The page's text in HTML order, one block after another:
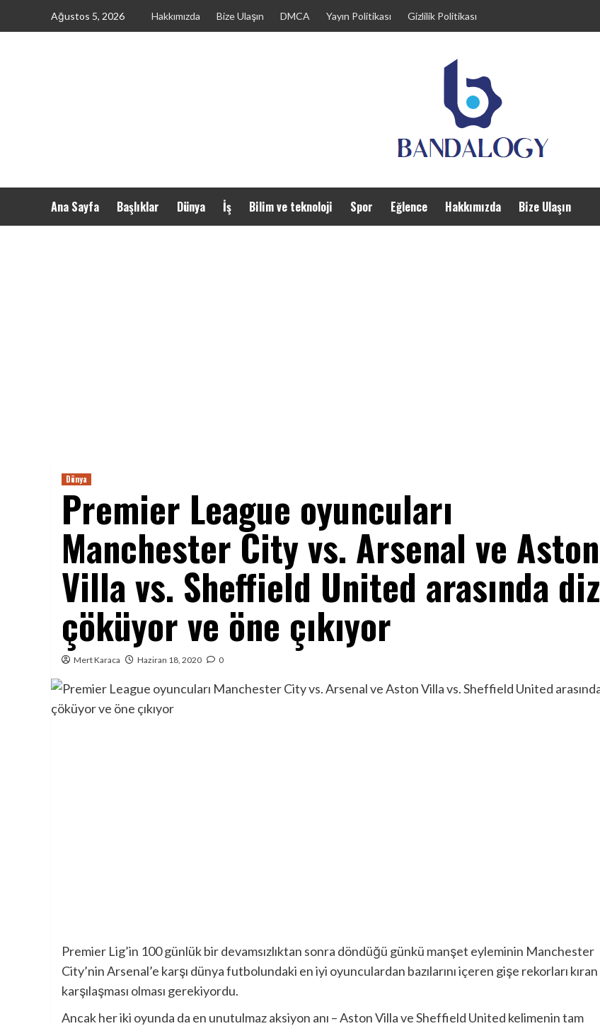
Ağustos 5, 2026 Hakkımızda Bize Ulaşın DMCA Yayın Politikası Gizlilik Politikası
Ana Sayfa Başlıklar Dünya İş Bilim ve teknoloji Spor Eğlence Hakkımızda Bize Ulaşın
Dünya
Premier League oyuncuları
Manchester City vs. Arsenal ve Aston
Villa vs. Sheffield United arasında diz
çöküyor ve öne çıkıyor
Mert Karaca Haziran 18, 2020 0
Premier Lig’in 100 günlük bir devamsızlıktan sonra döndüğü günkü manşet eyleminin Manchester
City’nin Arsenal’e karşı dünya futbolundaki en iyi oyunculardan bazılarını içeren gişe rekorları kıran
karşılaşması olması gerekiyordu.
Ancak her iki oyunda da en unutulmaz aksiyon anı – Aston Villa ve Sheffield United kelimenin tam